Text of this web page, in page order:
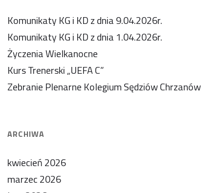
Komunikaty KG i KD z dnia 9.04.2026r.
Komunikaty KG i KD z dnia 1.04.2026r.
Życzenia Wielkanocne
Kurs Trenerski „UEFA C”
Zebranie Plenarne Kolegium Sędziów Chrzanów
ARCHIWA
kwiecień 2026
marzec 2026